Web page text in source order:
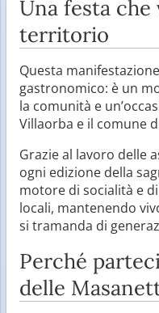
Una festa che
territorio
Questa
gastronomico: è un
la comunità e
Villaorba e il comune
Grazie al lavoro delle
ogni edizione della
motore di socialità e
locali, mantenendo
si tramanda di
Perché
delle